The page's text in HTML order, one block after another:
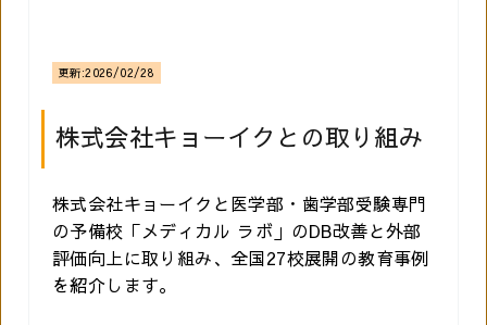
株式会社キョーイクとの取り組み
更新:2026/02/28
株式会社キョーイクと医学部・歯学部受験専門
の予備校「メディカル ラボ」のDB改善と外部
評価向上に取り組み、全国27校展開の教育事例
を紹介します。